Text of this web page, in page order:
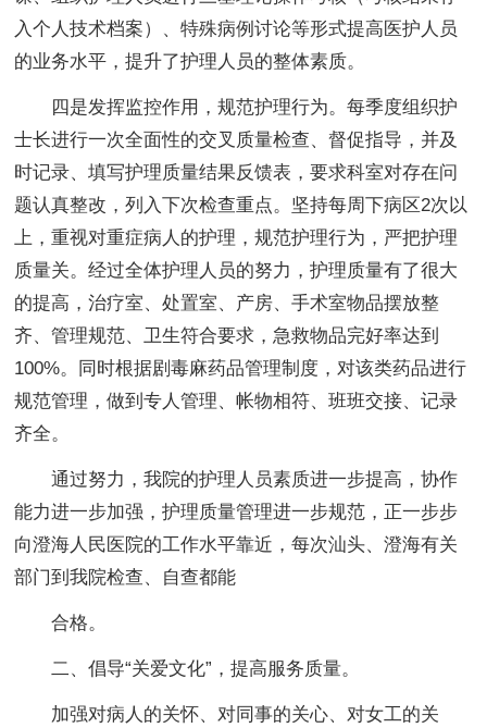
入个人技术档案）、特殊病例讨论等形式提高医护人员
的业务水平，提升了护理人员的整体素质。
四是发挥监控作用，规范护理行为。每季度组织护
士长进行一次全面性的交叉质量检查、督促指导，并及
时记录、填写护理质量结果反馈表，要求科室对存在问
题认真整改，列入下次检查重点。坚持每周下病区2次以
上，重视对重症病人的护理，规范护理行为，严把护理
质量关。经过全体护理人员的努力，护理质量有了很大
的提高，治疗室、处置室、产房、手术室物品摆放整
齐、管理规范、卫生符合要求，急救物品完好率达到
100%。同时根据剧毒麻药品管理制度，对该类药品进行
规范管理，做到专人管理、帐物相符、班班交接、记录
齐全。
通过努力，我院的护理人员素质进一步提高，协作
能力进一步加强，护理质量管理进一步规范，正一步步
向澄海人民医院的工作水平靠近，每次汕头、澄海有关
部门到我院检查、自查都能
合格。
二、倡导“关爱文化”，提高服务质量。
加强对病人的关怀、对同事的关心、对女工的关